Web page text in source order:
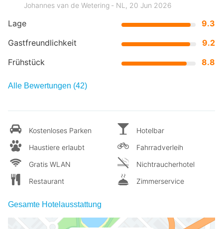
Lage
9.3
Gastfreundlichkeit
9.2
Frühstück
8.8
Leistungs-Verhältnis.
Johannes van de Wetering ‐ NL, 20 Jun 2026
Alle Bewertungen (42)
Kostenloses Parken
Haustiere erlaubt
Gratis WLAN
Restaurant
Hotelbar
Fahrradverleih
Nichtraucherhotel
Zimmerservice
Gesamte Hotelausstattung